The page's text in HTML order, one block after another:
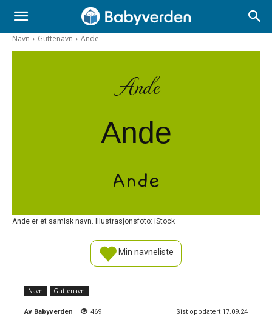
Navn Guttenavn Ande
Ande
Ande
Ande
Ande er et samisk navn. Illustrasjonsfoto: iStock
Min navneliste
Navn Guttenavn
Av Babyverden 469 Sist oppdatert 17.09.24